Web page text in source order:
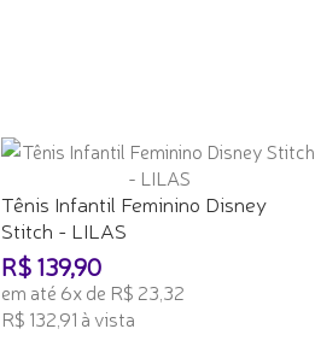
Tênis Infantil Feminino Disney
Stitch - LILAS
R$ 139,90
em até 6x de R$ 23,32
R$ 132,91 à vista